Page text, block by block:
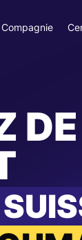
Compagnie
DE